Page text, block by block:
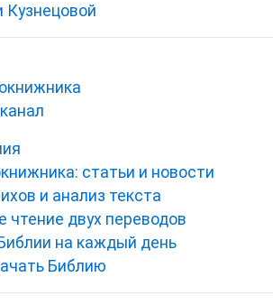
статьи и новости
и анализ текста
чтение двух переводов
на каждый день
Библию